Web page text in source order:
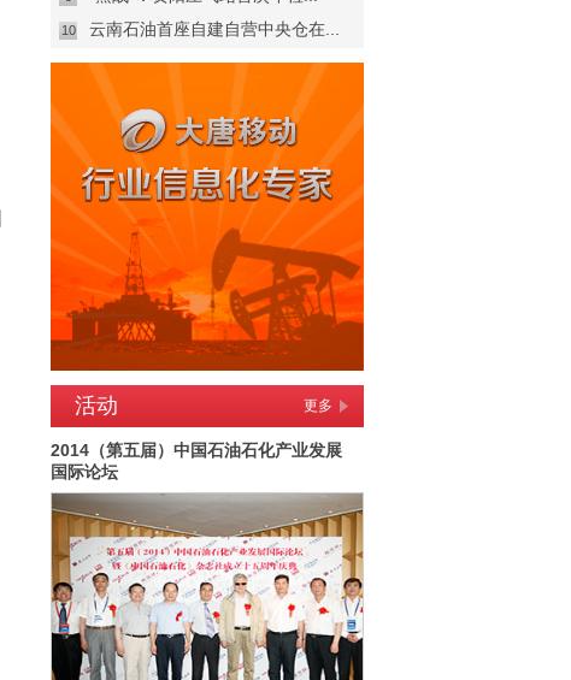
10 云南石油首座自建自营中央仓在...
活动 更多
2014（第五届）中国石油石化产业发展
国际论坛